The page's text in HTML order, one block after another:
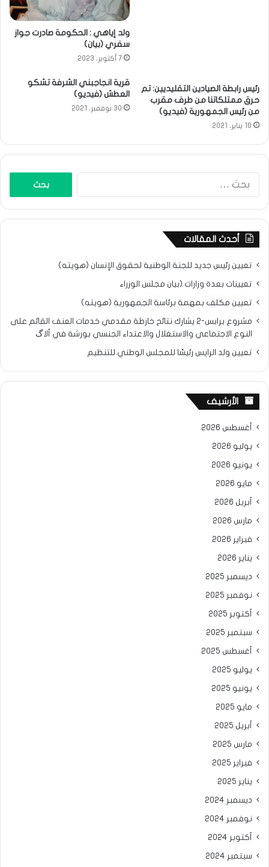
ولد إياهي : الحكومة صادرت جواز
سفري (بيان)
7 أكتوبر، 2023
رئيس رابطة الصيادين التقليديين: تم
حرق ممتلكاتنا من طرف مقرب
من رئيس الجمهورية (فيديو)
10 يناير، 2021
قرية انجاجبني الشرفة تشكو
العطش (فيديو)
30 نوفمبر، 2021
أحدث المقالات
تعيين رئيس جديد للجنة الوطنية لحقوق الإنسان (هويته)
تعيينات بعدة وزارات (بيان مجلس الوزراء
تعيين مكلف بمهمة برئاسة الجمهورية (هويته)
مشروع برابس-2 يشارك نتائح خارطة مقدمي خدمات العنف القائم على
النوع الاجتماعي والاستغلال والاعتداء الجنسي بورشة في ألاگ
تعيين ولد الرايس رئيسًا للمجلس الوطني للتنظيم
الأرشيف
أغسطس 2026
يوليو 2026
يونيو 2026
مايو 2026
أبريل 2026
مارس 2026
فبراير 2026
يناير 2026
ديسمبر 2025
نوفمبر 2025
أكتوبر 2025
سبتمبر 2025
أغسطس 2025
يوليو 2025
يونيو 2025
مايو 2025
أبريل 2025
مارس 2025
فبراير 2025
يناير 2025
ديسمبر 2024
نوفمبر 2024
أكتوبر 2024
سبتمبر 2024